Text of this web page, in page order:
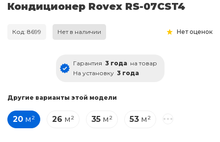
Кондиционер Rovex RS-07CST4
Код: 8699 Нет в наличии Нет оценок
Гарантия 3 года на товар
На установку 3 года
Другие варианты этой модели
20 м² 26 м² 35 м² 53 м²